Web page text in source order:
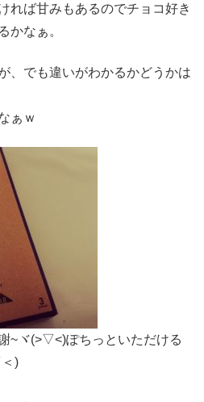
れば甘みもあるのでチョコ好き
かなぁ。
、でも違いがわかるかどうかは
ぁｗ
~ヾ(>▽<)ぽちっといただける
)